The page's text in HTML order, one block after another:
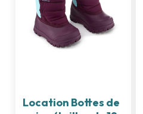
Location Bottes de